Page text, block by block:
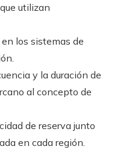
utilizan
los sistemas de
y la duración de
al concepto de
de reserva junto
en cada región.